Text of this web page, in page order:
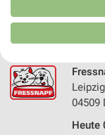
04509
Heute
Verbesserung der
von Inhalten.
Daten können
USA gesendet werden.
Website/App.
Partnerliste
Wir nutzen Ihre Daten
IAB-